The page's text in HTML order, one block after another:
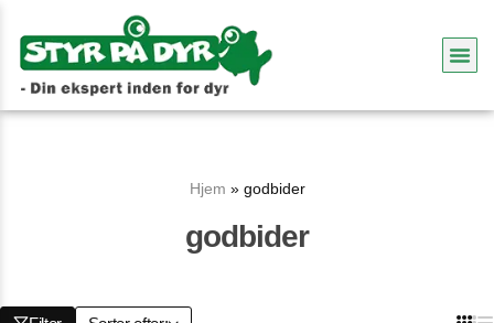
Hjem » godbider
godbider